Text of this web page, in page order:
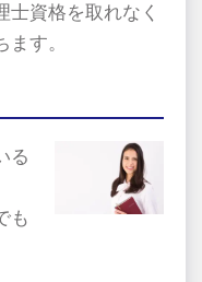
士資格を取れなく
す。
る
も